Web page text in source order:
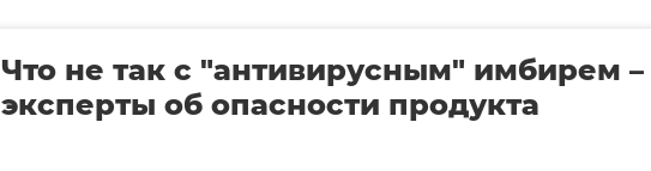
Что не так с "антивирусным" имбирем –
эксперты об опасности продукта